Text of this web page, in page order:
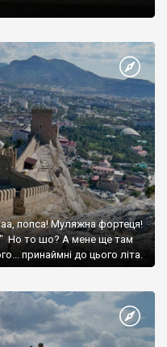
попса! Муляжна фортеця!
Но то шо? А мене ще там
принаймні до цього літа.